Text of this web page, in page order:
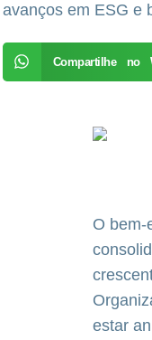
avanços em ESG e
Compartilhe no
O bem-
estar